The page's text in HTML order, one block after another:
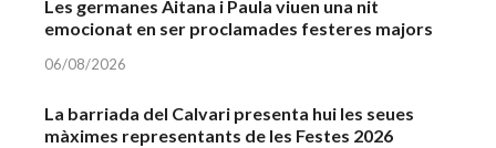
Les germanes Aitana i Paula viuen una nit
emocionat en ser proclamades festeres majors
06/08/2026
La barriada del Calvari presenta hui les seues
màximes representants de les Festes 2026